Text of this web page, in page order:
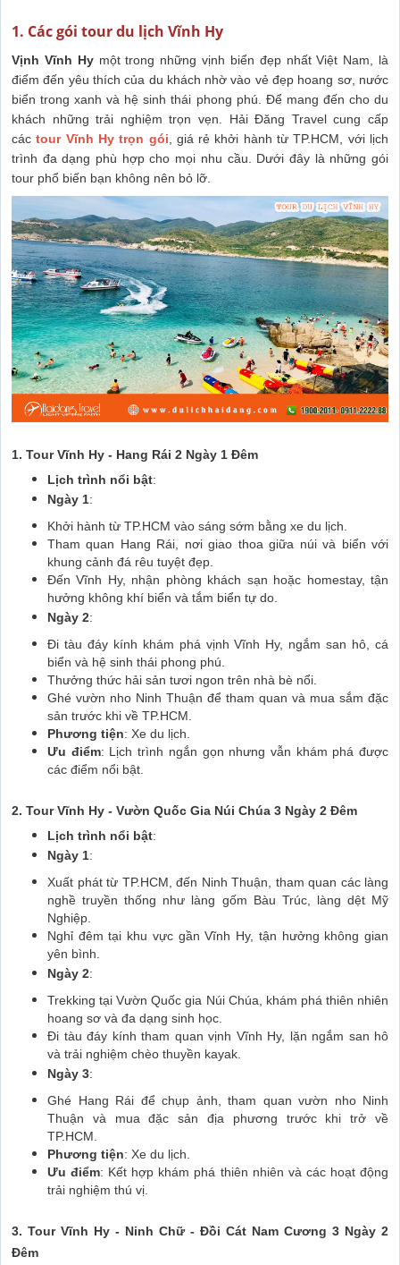
1. Các gói tour du lịch Vĩnh Hy
Vịnh Vĩnh Hymột trong những vịnh biển đẹp nhất Việt Nam, là
điểm đến yêu thích của du khách nhờ vào vẻ đẹp hoang sơ, nước
biển trong xanh và hệ sinh thái phong phú. Để mang đến cho du
khách những trải nghiệm trọn vẹn. Hải Đăng Travel cung cấp
cáctour Vĩnh Hy trọn gói , giá rẻ khởi hành từ TP.HCM, với lịch
trình đa dạng phù hợp cho mọi nhu cầu. Dưới đây là những gói
tour phổ biến bạn không nên bỏ lỡ.
1. Tour Vĩnh Hy - Hang Rái 2 Ngày 1 Đêm
Lịch trình nổi bật:
Ngày 1:
Khởi hành từ TP.HCM vào sáng sớm bằng xe du lịch.
Tham quan Hang Rái, nơi giao thoa giữa núi và biển với
khung cảnh đá rêu tuyệt đẹp.
Đến Vĩnh Hy, nhận phòng khách sạn hoặc homestay, tận
hưởng không khí biển và tắm biển tự do.
Ngày 2:
Đi tàu đáy kính khám phá vịnh Vĩnh Hy, ngắm san hô, cá
biển và hệ sinh thái phong phú.
Thưởng thức hải sản tươi ngon trên nhà bè nổi.
Ghé vườn nho Ninh Thuận để tham quan và mua sắm đặc
sản trước khi về TP.HCM.
Phương tiện: Xe du lịch.
Ưu điểm: Lịch trình ngắn gọn nhưng vẫn khám phá được
các điểm nổi bật.
2. Tour Vĩnh Hy - Vườn Quốc Gia Núi Chúa 3 Ngày 2 Đêm
Lịch trình nổi bật:
Ngày 1:
Xuất phát từ TP.HCM, đến Ninh Thuận, tham quan các làng
nghề truyền thống như làng gốm Bàu Trúc, làng dệt Mỹ
Nghiệp.
Nghỉ đêm tại khu vực gần Vĩnh Hy, tận hưởng không gian
yên bình.
Ngày 2:
Trekking tại Vườn Quốc gia Núi Chúa, khám phá thiên nhiên
hoang sơ và đa dạng sinh học.
Đi tàu đáy kính tham quan vịnh Vĩnh Hy, lặn ngắm san hô
và trải nghiệm chèo thuyền kayak.
Ngày 3:
Ghé Hang Rái để chụp ảnh, tham quan vườn nho Ninh
Thuận và mua đặc sản địa phương trước khi trở về
TP.HCM.
Phương tiện: Xe du lịch.
Ưu điểm: Kết hợp khám phá thiên nhiên và các hoạt động
trải nghiệm thú vị.
3. Tour Vĩnh Hy - Ninh Chữ - Đồi Cát Nam Cương 3 Ngày 2
Đêm